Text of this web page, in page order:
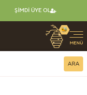
ŞIMDI ÜYE OL
🐝
MENÜ
ARA